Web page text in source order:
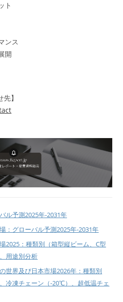
ト
ンス
開
】
ル予測2025年-2031年
：グローバル予測2025年-2031年
2025：種類別（箱型縦ビーム、C型
用途別分析
世界及び日本市場2026年：種類別
冷凍チェーン（-20℃）、超低温チェ